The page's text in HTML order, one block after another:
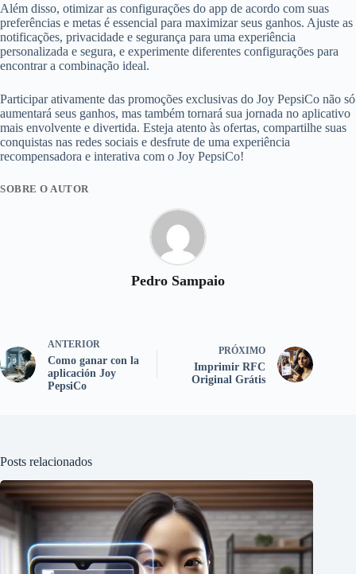
Além disso, otimizar as configurações do app de acordo com suas
preferências e metas é essencial para maximizar seus ganhos. Ajuste as
notificações, privacidade e segurança para uma experiência
personalizada e segura, e experimente diferentes configurações para
encontrar a combinação ideal.
Participar ativamente das promoções exclusivas do Joy PepsiCo não só
aumentará seus ganhos, mas também tornará sua jornada no aplicativo
mais envolvente e divertida. Esteja atento às ofertas, compartilhe suas
conquistas nas redes sociais e desfrute de uma experiência
recompensadora e interativa com o Joy PepsiCo!
SOBRE O AUTOR
Pedro Sampaio
ANTERIOR
Como ganar con la
aplicación Joy
PepsiCo
PRÓXIMO
Imprimir RFC
Original Grátis
Posts relacionados